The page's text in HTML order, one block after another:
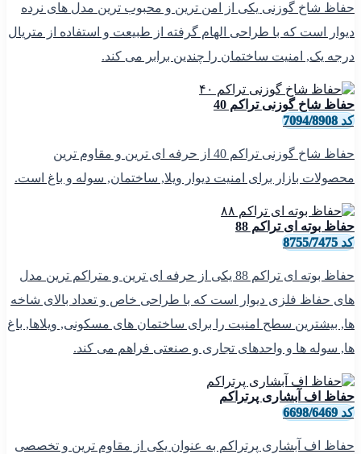
حفاظ شاخ گوزنی یکی از امن ترین و محبوب ترین مدل های نرده
دیوار است که با طراحی الهام گرفته از طبیعت و استفاده از متریال
درجه یک, امنیت ساختمان را چندین برابر می کند.
حفاظ شاخ گوزنی تراکم 40
کد 7094/8908
حفاظ شاخ گوزنی تراکم 40 از حرفه ای ترین و مقاوم ترین
محصولات بازار برای امنیت دیوار ویلا, ساختمان, سوله و باغ است.
حفاظ بوته ای تراکم 88
کد 8755/7475
حفاظ بوته ای تراکم 88 یکی از حرفه ای ترین و متراکم ترین مدل
های حفاظ فلزی دیوار است که با طراحی خاص و تعداد بالای شاخه
ها, بیشترین سطح امنیت را برای ساختمان های مسکونی, ویلاها, باغ
ها, سوله ها و واحدهای تجاری و صنعتی فراهم می کند.
حفاظ اف آبشاری پرتراکم
کد 6698/6469
حفاظ اف آبشاری پرتراکم به عنوان یکی از مقاوم ترین و تخصصی